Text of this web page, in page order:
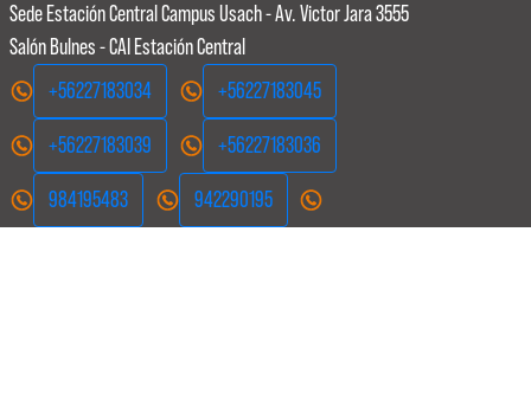
Sede Estación Central Campus Usach - Av. Victor Jara 3555
Salón Bulnes - CAI Estación Central
+56227183034
+56227183045
+56227183039 +56227183036
984195483 942290195